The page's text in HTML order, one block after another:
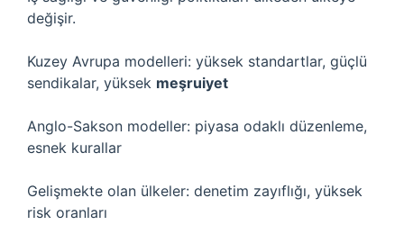
değişir.
Kuzey Avrupa modelleri: yüksek standartlar, güçlü
sendikalar, yüksek meşruiyet
Anglo-Sakson modeller: piyasa odaklı düzenleme,
esnek kurallar
Gelişmekte olan ülkeler: denetim zayıflığı, yüksek
risk oranları